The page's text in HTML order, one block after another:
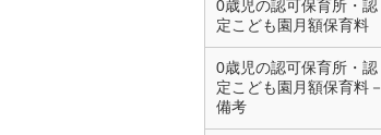
0歳児の認可保育所・認
定こども園月額保育料
0歳児の認可保育所・認
定こども園月額保育料－
備考